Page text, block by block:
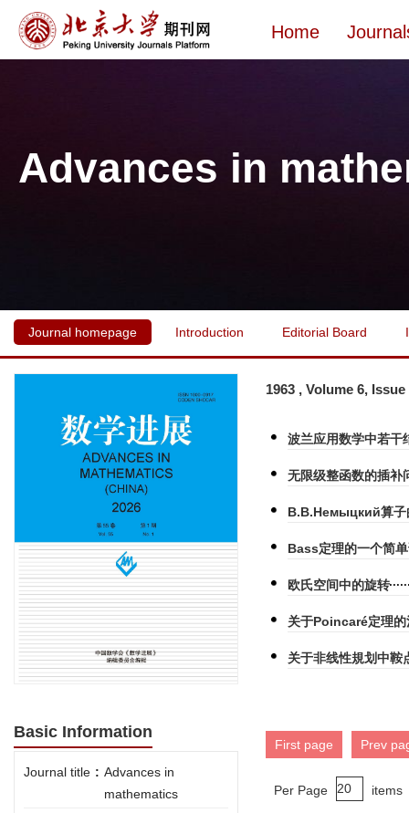
Home
Advances in
Journal homepage Introduction Editorial Board
Basic Information
Journal title : Advances in
mathematics
1963 , Volume 6,
波兰应用数学中若干
无限级整函数的插补
В.В.Немыцкий算子
Bass定理的一个简
欧氏空间中的旋转
关于Poincaré定理的
关于非线性規划中鞍
First page Prev
Per Page items